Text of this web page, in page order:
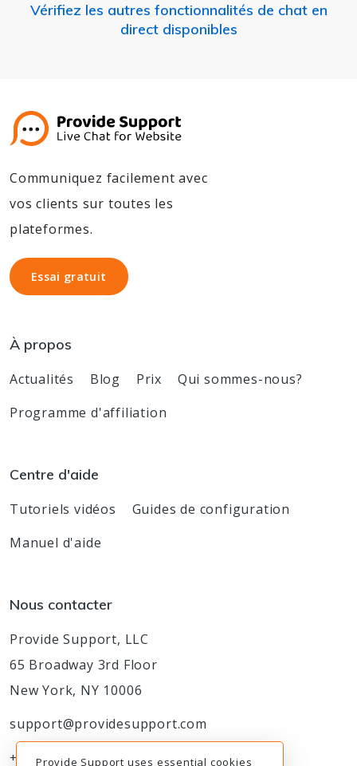
Vérifiez les autres fonctionnalités de chat en
direct disponibles
Communiquez facilement avec
vos clients sur toutes les
plateformes.
Essai gratuit
Essai gratuit
À propos
Actualités Blog Prix
Qui sommes-nous?
Programme d'affiliation
Centre d'aide
Tutoriels vidéos
Guides de configuration
Manuel d'aide
Nous contacter
Provide Support, LLC
65 Broadway 3rd Floor
New York, NY 10006
support@providesupport.com
+1-888-777-9930
Provide Support uses essential cookies